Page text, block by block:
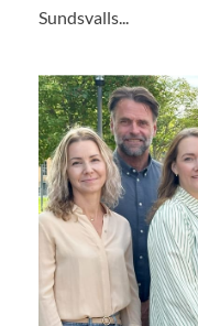
Sundsvalls...